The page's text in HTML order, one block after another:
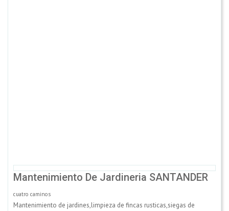
Mantenimiento De Jardineria SANTANDER
cuatro caminos
Mantenimiento de jardines,limpieza de fincas rusticas,siegas de